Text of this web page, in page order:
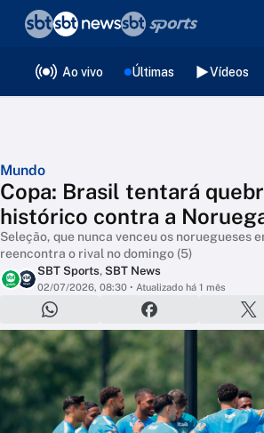
Ao vivo Últimas Vídeos
Mundo
Copa: Brasil tentará
histórico contra a
Seleção, que nunca venceu os noruegueses
reencontra o rival no domingo (5)
SBT Sports, SBT News
02/07/2026, 08:30 • Atualizado há 1 mês
❮voltar
Editorias